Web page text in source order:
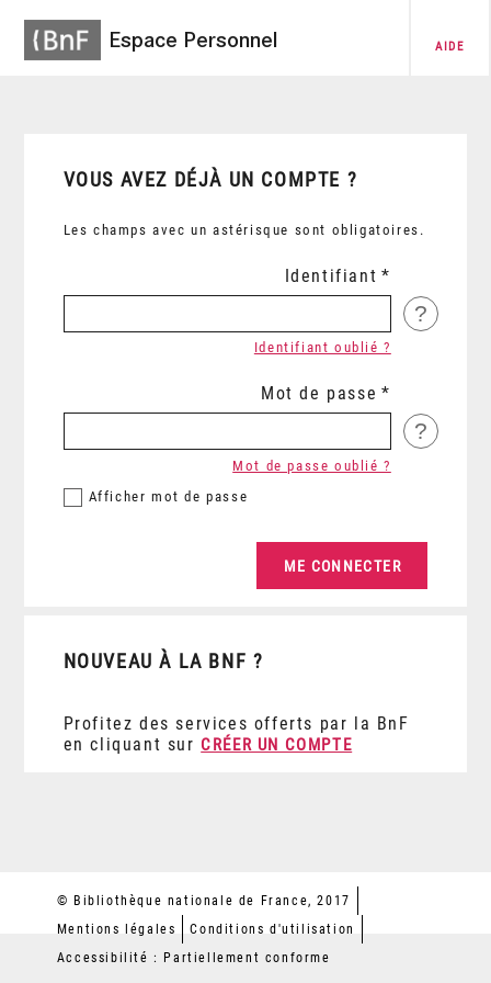
Espace Personnel AIDE
VOUS AVEZ DÉJÀ UN COMPTE ?
Les champs avec un astérisque sont obligatoires.
Identifiant
?
Identifiant oublié ?
Mot de passe
?
Afficher mot de passe
Mot de passe oublié ?
NOUVEAU À LA BNF ?
Profitez des services offerts par la BnF
en cliquant sur CRÉER UN COMPTE
© Bibliothèque nationale de France, 2017
Mentions légales
Conditions d'utilisation
Accessibilité : Partiellement conforme